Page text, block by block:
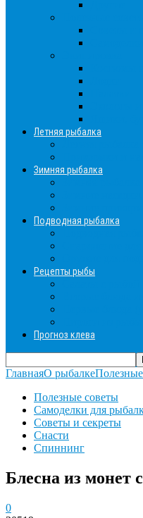
Летняя рыбалка
Зимняя рыбалка
Подводная рыбалка
Рецепты рыбы
Прогноз клева
ГлавнаяО рыбалке
Полезные советы
Самоделки для
Советы и секреты
Снасти
Спиннинг
Блесна из монет
0